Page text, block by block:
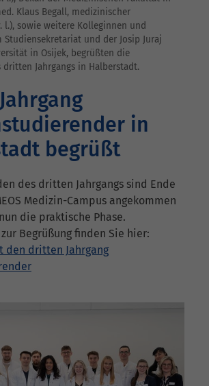
Klaus Begall, medizinischer
l.), sowie weitere Kolleginnen und
Studiensekretariat und der Josip Juraj
in Osijek, begrüßten die
dritten Jahrgangs in Halberstadt.
in
begrüßt
des dritten Jahrgangs sind Ende
Medizin-Campus angekommen
die praktische Phase.
Begrüßung finden Sie hier:
den dritten Jahrgang